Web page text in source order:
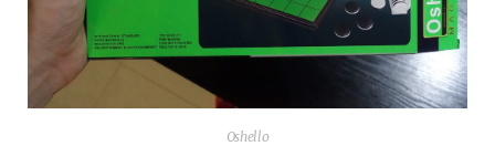
Oshel­lo